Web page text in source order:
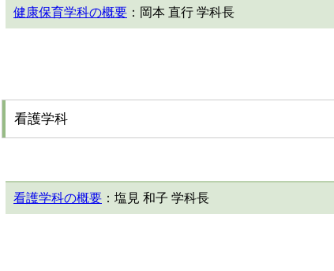
健康保育学科の概要 ：岡本 直行 学科長
看護学科
看護学科の概要 ：塩見 和子 学科長